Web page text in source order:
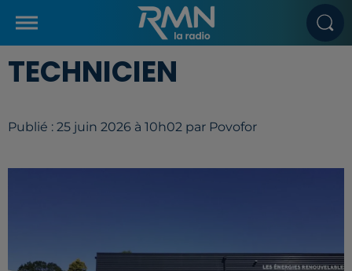
TECHNICIEN
Publié : 25 juin 2026 à 10h02 par Povofor